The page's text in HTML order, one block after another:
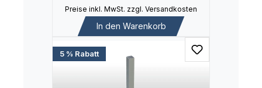
Preise inkl. MwSt. zzgl. Versandkosten
In den Warenkorb
5 % Rabatt